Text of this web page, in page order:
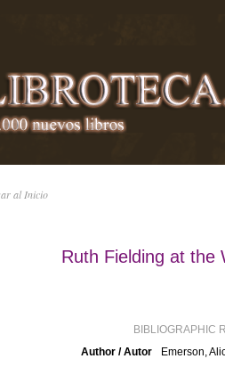
al Inicio
Ruth Fielding at the
BIBLIOGRAPHIC
Author / Autor
Emerson,